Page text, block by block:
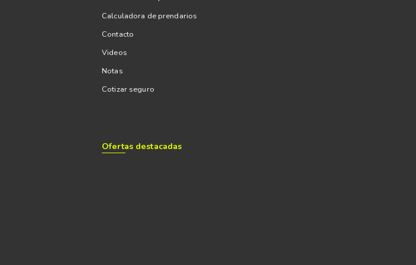
Calculadora de prendarios
Contacto
Videos
Notas
Cotizar seguro
Ofertas destacadas